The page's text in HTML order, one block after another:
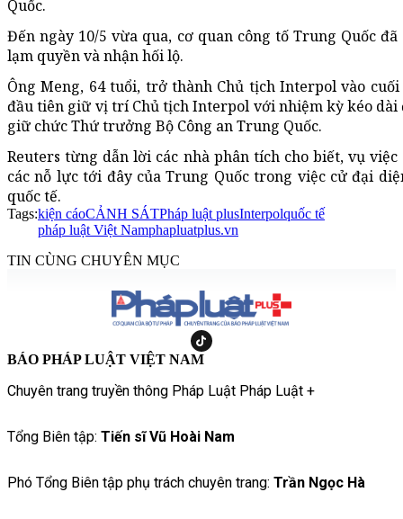
Quốc.
Đến ngày 10/5 vừa qua, cơ quan công tố Trung Quốc
lạm quyền và nhận hối lộ.
Ông Meng, 64 tuổi, trở thành Chủ tịch Interpol vào
đầu tiên giữ vị trí Chủ tịch Interpol với nhiệm kỳ kéo dài
giữ chức Thứ trưởng Bộ Công an Trung Quốc.
Reuters từng dẫn lời các nhà phân tích cho biết, vụ
các nỗ lực tới đây của Trung Quốc trong việc cử đại
quốc tế.
Tags:kiện cáoCẢNH SÁTPháp luật plusInterpolquốc tế
pháp luật Việt Namphapluatplus.vn
TIN CÙNG CHUYÊN MỤC
BÁO PHÁP LUẬT VIỆT NAM
Chuyên trang truyền thông Pháp Luật Pháp Luật +
Tổng Biên tập: Tiến sĩ Vũ Hoài Nam
Phó Tổng Biên tập phụ trách chuyên trang: Trần Ngọc Hà